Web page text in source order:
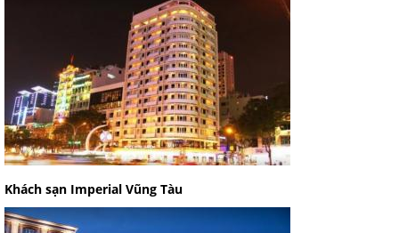
Khách sạn Imperial Vũng Tàu